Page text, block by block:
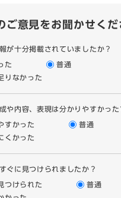
ご意見をお聞かせくだ
が十分掲載されていましたか？
た
普通
りなかった
や内容、表現は分かりやすかった
すかった
普通
くかった
ぐに見つけられましたか？
つけられた
普通